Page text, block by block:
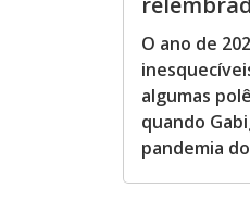
O ano de
algumas
quando
pandemia